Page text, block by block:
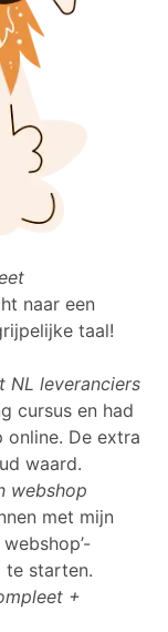
naar een
taal!
NL leveranciers
cursus en had
online. De extra
waard.
webshop
met mijn
te starten.
+